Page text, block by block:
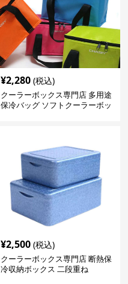
¥2,280 (税込)
クーラーボックス専門店 多用途
保冷バッグ ソフトクーラーボッ
¥2,500 (税込)
クーラーボックス専門店 断熱保
冷収納ボックス 二段重ね